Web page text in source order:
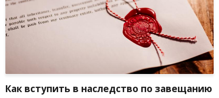
Как вступить в наследство по завещанию